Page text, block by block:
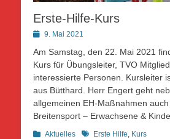
Erste-Hilfe-Kurs
Posted9. Mai 2021
Am Samstag, den 22. Mai 2021
Kurs für Übungsleiter, TVO
interessierte Personen. Kursleiter
aus Bütthard. Herr Engert geht
allgemeinen EH-Maßnahmen
Breitensport – Erwachsene &
Kategorien
Aktuelles Schlagworte
Erste Hilfe Kurs